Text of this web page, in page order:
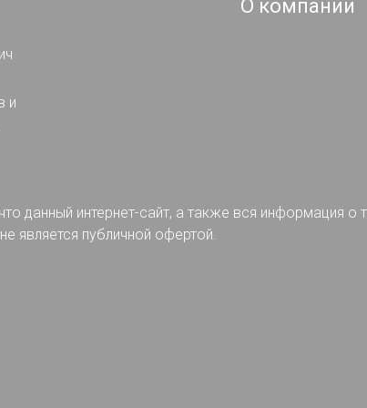
и
О компании
данный интернет-сайт, а также вся информация
является публичной офертой.